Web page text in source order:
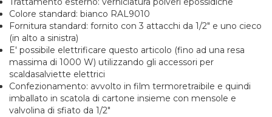
Colore standard: bianco RAL9010
Fornitura standard: fornito con 3 attacchi da 1/2" e uno cieco
(in alto a sinistra)
E' possibile elettrificare questo articolo (fino ad una resa
massima di 1000 W) utilizzando gli accessori per
scaldasalviette elettrici
Confezionamento: avvolto in film termoretraibile e quindi
imballato in scatola di cartone insieme con mensole e
valvolina di sfiato da 1/2"